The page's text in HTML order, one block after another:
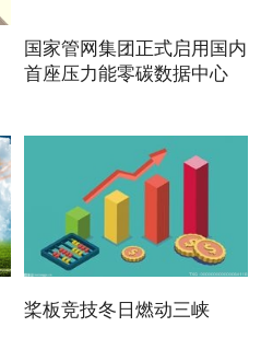
国家管网集团正式启用国内
首座压力能零碳数据中心
桨板竞技冬日燃动三峡